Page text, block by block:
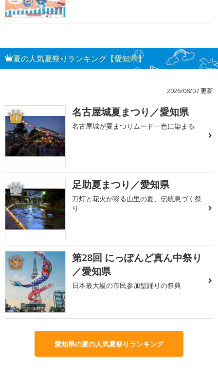
夏の人気夏祭りランキング【愛知県】
2026/08/07 更新
1 名古屋城夏まつり／愛知県
名古屋城が夏まつりムード一色に染まる
2 足助夏まつり／愛知県
万灯と花火が彩る山里の夏、伝統息づく祭
り
3
第28回 にっぽんど真ん中祭り
／愛知県
日本最大級の市民参加型踊りの祭典
愛知県の夏の人気夏祭りランキング